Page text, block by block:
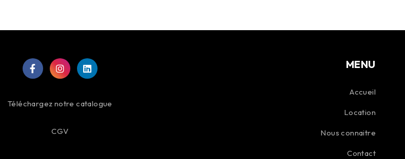
Téléchargez notre catalogue
CGV
MENU
Accueil
Location
Nous connaitre
Contact